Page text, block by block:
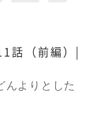
話（前編）|
んよりとした